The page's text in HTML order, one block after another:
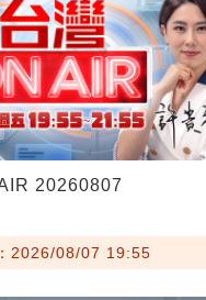
20260807
2026/08/07 19:55